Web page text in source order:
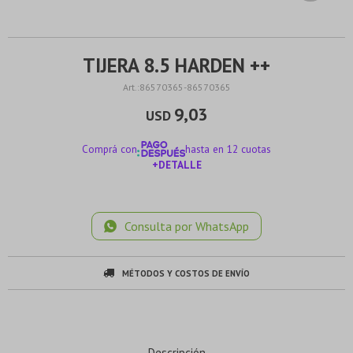
TIJERA 8.5 HARDEN ++
86570365-86570365
USD 9,03
Comprá con
hasta en 12 cuotas
+DETALLE
Consulta por WhatsApp
MÉTODOS Y COSTOS DE ENVÍO